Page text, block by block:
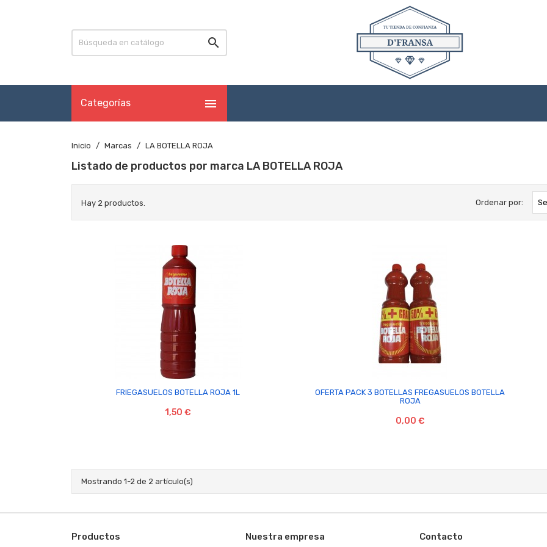

Categorías 
Inicio Marcas LA BOTELLA ROJA
Listado de productos por marca LA BOTELLA ROJA
Hay 2 productos. Ordenar por:

FRIEGASUELOS BOTELLA ROJA 1L
1,50 €

OFERTA PACK 3 BOTELLAS FREGASUELOS BOTELLA
ROJA
0,00 €
Mostrando 1-2 de 2 artículo(s)
Productos Nuestra empresa Contacto